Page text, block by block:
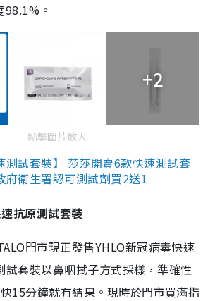
。
+2
點擊圖片放大
測試套裝】 莎莎開賣6款快速測試套
府衛生署認可測試劑買2送1
抗原測試套裝
門市現正發售YHLO新冠病毒快速
試套裝以鼻咽拭子方式採樣，準確性
15分鐘就有結果。現時於門市買滿指